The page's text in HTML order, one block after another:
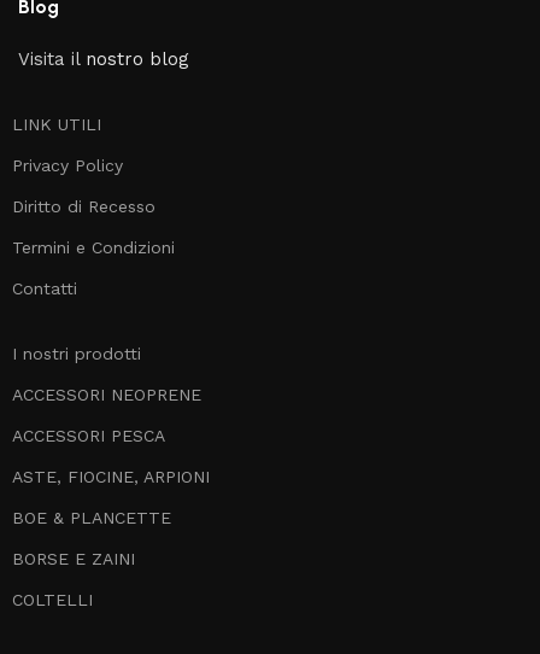
Blog
Visita il nostro blog
LINK UTILI
Privacy Policy
Diritto di Recesso
Termini e Condizioni
Contatti
I nostri prodotti
ACCESSORI NEOPRENE
ACCESSORI PESCA
ASTE, FIOCINE, ARPIONI
BOE & PLANCETTE
BORSE E ZAINI
COLTELLI